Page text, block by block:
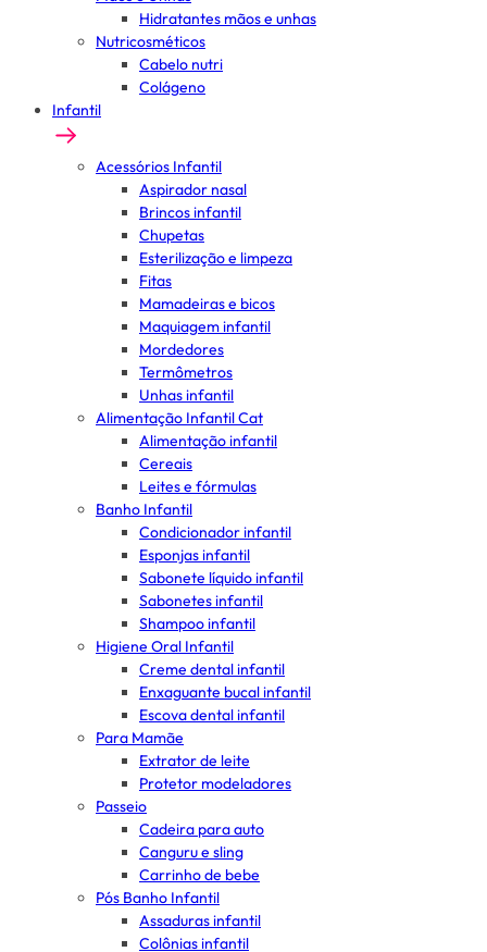
Hidratantes mãos e unhas
Nutricosméticos
Cabelo nutri
Colágeno
Infantil
Acessórios Infantil
Aspirador nasal
Brincos infantil
Chupetas
Esterilização e limpeza
Fitas
Mamadeiras e bicos
Maquiagem infantil
Mordedores
Termômetros
Unhas infantil
Alimentação Infantil Cat
Alimentação infantil
Cereais
Leites e fórmulas
Banho Infantil
Condicionador infantil
Esponjas infantil
Sabonete líquido infantil
Sabonetes infantil
Shampoo infantil
Higiene Oral Infantil
Creme dental infantil
Enxaguante bucal infantil
Escova dental infantil
Para Mamãe
Extrator de leite
Protetor modeladores
Passeio
Cadeira para auto
Canguru e sling
Carrinho de bebe
Pós Banho Infantil
Assaduras infantil
Colônias infantil